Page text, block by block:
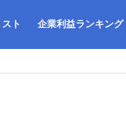
ト 企業利益ランキング